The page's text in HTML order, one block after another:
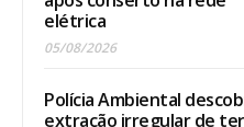
elétrica
05/08/2026
Polícia Ambiental
extração irregular de